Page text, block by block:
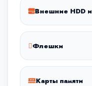
Внешние HDD и
Флешки
Карты памяти